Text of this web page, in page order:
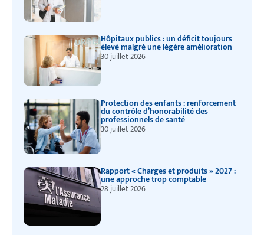
Hôpitaux publics : un déficit toujours
élevé malgré une légère amélioration
30 juillet 2026
Protection des enfants : renforcement
du contrôle d’honorabilité des
professionnels de santé
30 juillet 2026
Rapport « Charges et produits » 2027 :
une approche trop comptable
28 juillet 2026